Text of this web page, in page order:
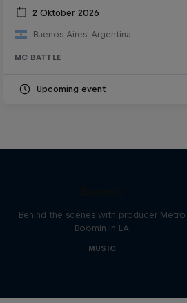
2 Oktober 2026
Buenos Aires, Argentina
MC BATTLE
Upcoming event
Behind the scenes with producer Metro
Boomin in LA
MUSIC